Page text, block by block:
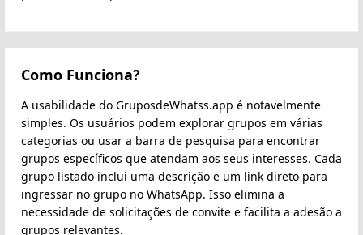
Como Funciona?
A usabilidade do GruposdeWhatss.app é notavelmente
simples. Os usuários podem explorar grupos em várias
categorias ou usar a barra de pesquisa para encontrar
grupos específicos que atendam aos seus interesses. Cada
grupo listado inclui uma descrição e um link direto para
ingressar no grupo no WhatsApp. Isso elimina a
necessidade de solicitações de convite e facilita a adesão a
grupos relevantes.